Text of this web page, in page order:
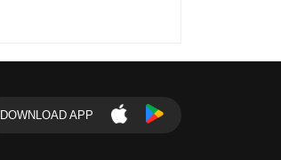
DOWNLOAD APP